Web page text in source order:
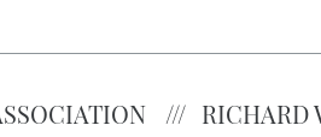
RICHARD